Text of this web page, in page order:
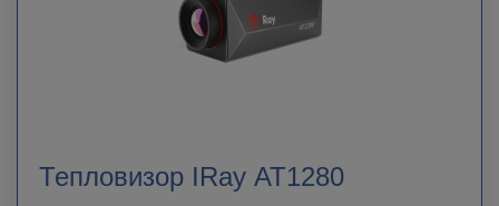
Тепловизор IRay AT1280